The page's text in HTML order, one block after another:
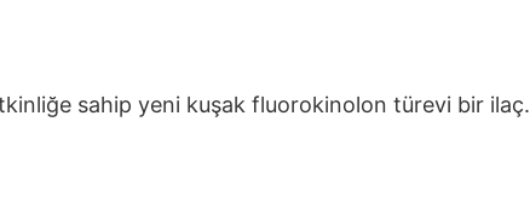
sahip yeni kuşak fluorokinolon türevi bir ilaç.